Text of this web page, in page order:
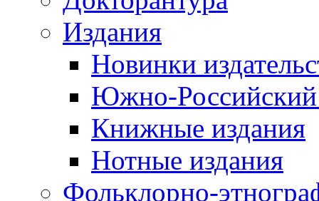
Издания
Новинки
Южно-Российский
Книжные издания
Нотные издания
Фольклорно-